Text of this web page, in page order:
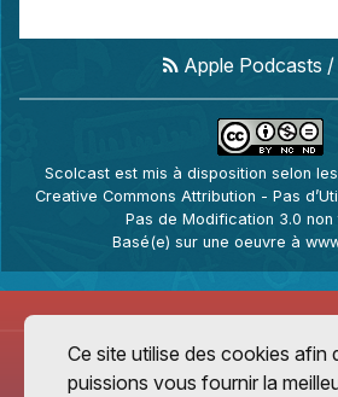
Apple Podcasts /
Scolcast est mis à disposition selon
Creative Commons Attribution - Pas
Pas de Modification 3.0 non
Basé(e) sur une oeuvre à
Ce site utilise des cookies afin
puissions vous fournir la